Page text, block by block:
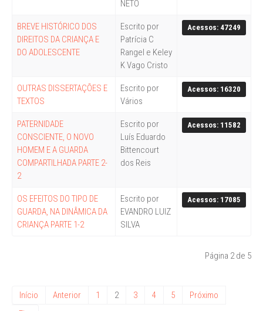
NETO
BREVE HISTÓRICO DOS
DIREITOS DA CRIANÇA E
DO ADOLESCENTE
Escrito por
Patrícia C
Rangel e Keley
K Vago Cristo
Acessos: 47249
OUTRAS DISSERTAÇÕES E
TEXTOS
Escrito por
Vários
Acessos: 16320
PATERNIDADE
CONSCIENTE, O NOVO
HOMEM E A GUARDA
COMPARTILHADA PARTE 2-
2
Escrito por
Luís Eduardo
Bittencourt
dos Reis
Acessos: 11582
OS EFEITOS DO TIPO DE
GUARDA, NA DINÂMICA DA
CRIANÇA PARTE 1-2
Escrito por
EVANDRO LUIZ
SILVA
Acessos: 17085
Página 2 de 5
Início Anterior 1 2 3 4 5
Próximo